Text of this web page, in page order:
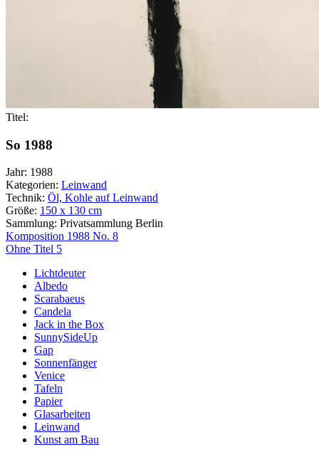
Titel:
So 1988
Jahr: 1988
Kategorien: Leinwand
Technik: Öl, Kohle auf Leinwand
Größe: 150 x 130 cm
Sammlung: Privatsammlung Berlin
Beitragsnavigation
Komposition 1988 No. 8
Ohne Titel 5
Lichtdeuter
Albedo
Scarabaeus
Candela
Jack in the Box
SunnySideUp
Gap
Sonnenfänger
Venice
Tafeln
Papier
Glasarbeiten
Leinwand
Kunst am Bau